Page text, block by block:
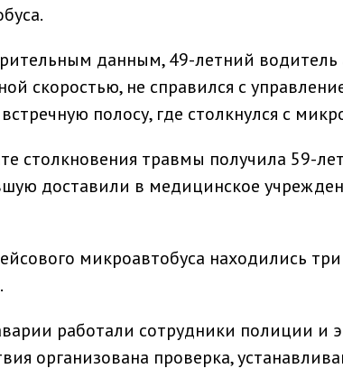
данным, 49-летний водитель
скоростью, не справился с
полосу, где столкнулся с
столкновения травмы получила 59-
доставили в медицинское
микроавтобуса находились
работали сотрудники полиции и
организована проверка,